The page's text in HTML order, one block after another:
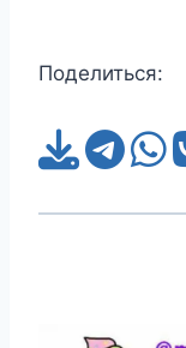
Поделиться: